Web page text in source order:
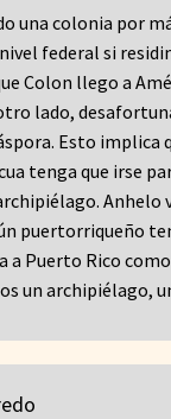
una colonia por
federal si
Colon llego a
lado,
Esto implica
tenga que irse
Anhelo
puertorriqueño
a Puerto Rico
un archipiélago,